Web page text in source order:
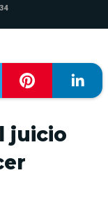
juicio